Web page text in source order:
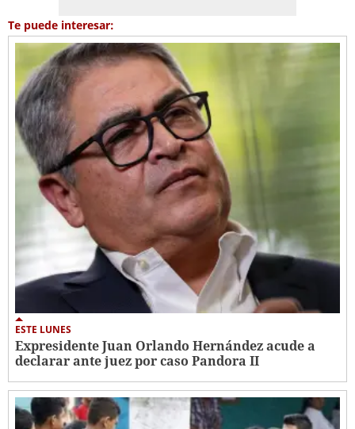
Te puede interesar:
ESTE LUNES
Expresidente Juan Orlando Hernández acude a
declarar ante juez por caso Pandora II